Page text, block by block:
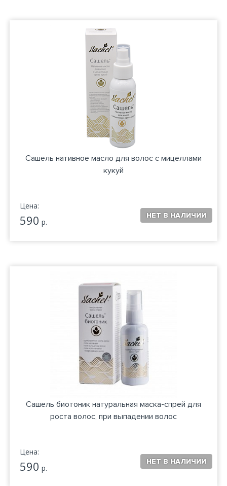
Сашель нативное масло для волос с мицеллами
кукуй
Цена:
590 р.
Сашель биотоник натуральная маска-спрей для
роста волос, при выпадении волос
Цена:
590 р.